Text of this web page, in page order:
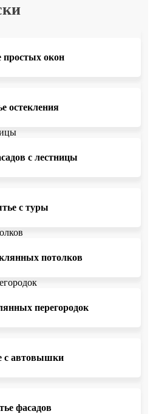
окон
остекления
с лестницы
с туры
потолков
перегородок
с автовышки
фасадов